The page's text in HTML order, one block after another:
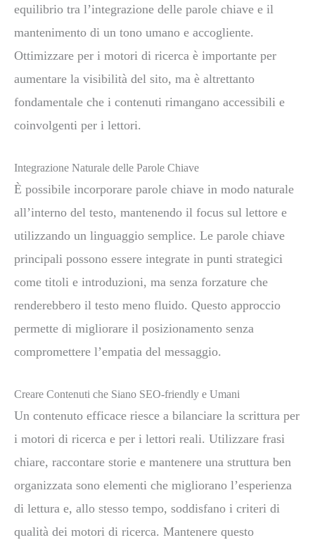
equilibrio tra l’integrazione delle parole chiave e il
mantenimento di un tono umano e accogliente.
Ottimizzare per i motori di ricerca è importante per
aumentare la visibilità del sito, ma è altrettanto
fondamentale che i contenuti rimangano accessibili e
coinvolgenti per i lettori.
Integrazione Naturale delle Parole Chiave
È possibile incorporare parole chiave in modo naturale
all’interno del testo, mantenendo il focus sul lettore e
utilizzando un linguaggio semplice. Le parole chiave
principali possono essere integrate in punti strategici
come titoli e introduzioni, ma senza forzature che
renderebbero il testo meno fluido. Questo approccio
permette di migliorare il posizionamento senza
compromettere l’empatia del messaggio.
Creare Contenuti che Siano SEO-friendly e Umani
Un contenuto efficace riesce a bilanciare la scrittura per
i motori di ricerca e per i lettori reali. Utilizzare frasi
chiare, raccontare storie e mantenere una struttura ben
organizzata sono elementi che migliorano l’esperienza
di lettura e, allo stesso tempo, soddisfano i criteri di
qualità dei motori di ricerca. Mantenere questo